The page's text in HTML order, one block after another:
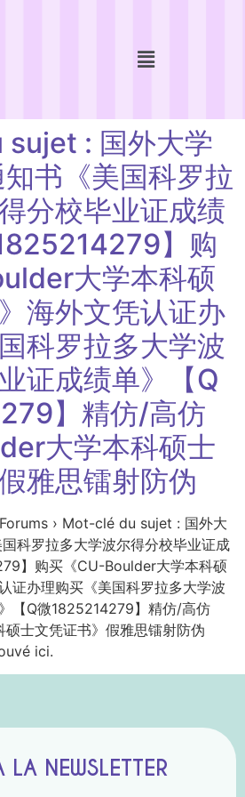
: 国外大学
书《美国科罗拉
分校毕业证成绩
】购
大学本科硕
海外文凭认证办
科罗拉多大学波
证成绩单》【Q
】精仿/高仿
大学本科硕士
雅思镭射防伪
› Mot-clé du sujet : 国外大
科罗拉多大学波尔得分校毕业证成
】购买《CU-Boulder大学本科硕
证办理购买《美国科罗拉多大学波
【Q微1825214279】精仿/高仿
硕士文凭证书》假雅思镭射防伪
ici.
LA NEWSLETTER